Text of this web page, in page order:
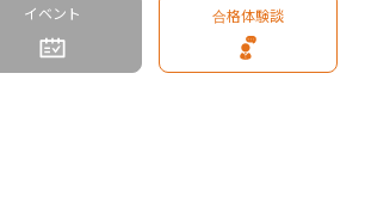
イベント 合格体験談